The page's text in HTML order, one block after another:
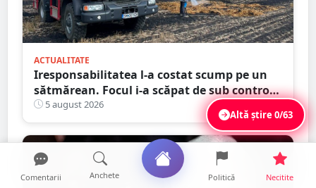
ACTUALITATE
Iresponsabilitatea l-a costat scump pe un
sătmărean. Focul i-a scăpat de sub control.
La un pas să producă pagube majore
5 august 2026
Altă știre0/63
Comentarii Anchete Politică Necitite